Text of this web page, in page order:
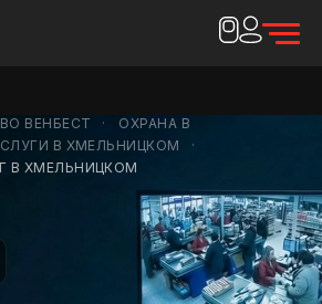
ВЕНБЕСТ
ОХРАНА В
В ХМЕЛЬНИЦКОМ
В ХМЕЛЬНИЦКОМ